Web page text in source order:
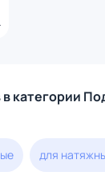
категории
для